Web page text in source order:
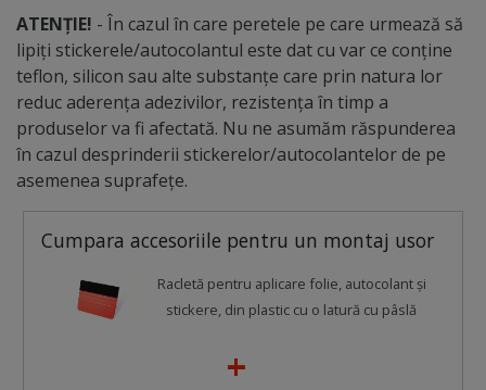
ATENȚIE! - În cazul în care peretele pe care urmează să
lipiți stickerele/autocolantul este dat cu var ce conține
teflon, silicon sau alte substanțe care prin natura lor
reduc aderența adezivilor, rezistența în timp a
produselor va fi afectată. Nu ne asumăm răspunderea
în cazul desprinderii stickerelor/autocolantelor de pe
asemenea suprafețe.
Cumpara accesoriile pentru un montaj usor
Racletă pentru aplicare folie, autocolant şi
stickere, din plastic cu o latură cu pâslă